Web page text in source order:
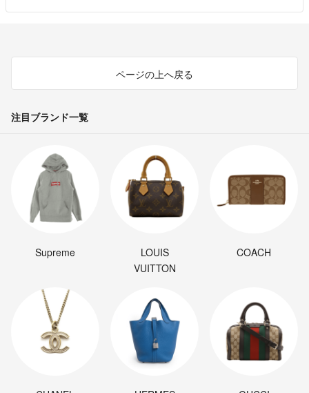
ページの上へ戻る
注目ブランド一覧
Supreme
LOUIS
VUITTON
COACH